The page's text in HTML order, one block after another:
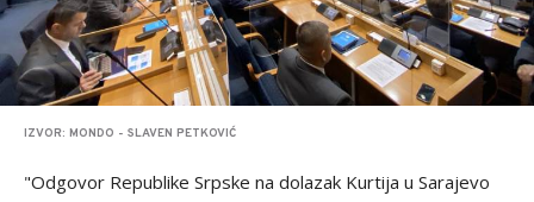
IZVOR: MONDO - SLAVEN PETKOVIĆ
"Odgovor Republike Srpske na dolazak Kurtija u Sarajevo